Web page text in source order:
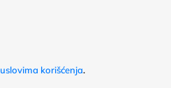
uslovima korišćenja.